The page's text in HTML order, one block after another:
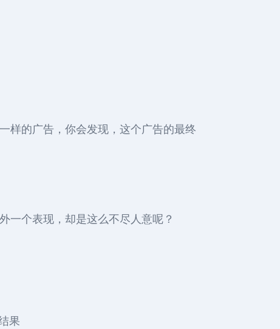
样的广告，你会发现，这个广告的最终
一个表现，却是这么不尽人意呢？
果